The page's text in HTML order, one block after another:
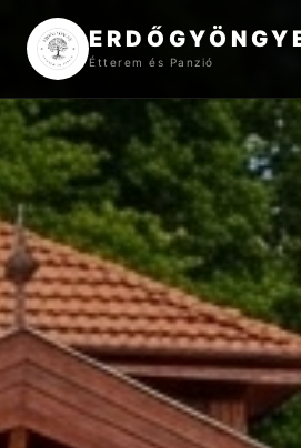
Étterem és Panzió